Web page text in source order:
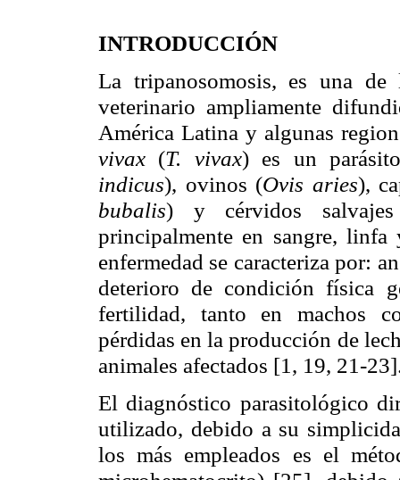
INTRODUCCIÓN
La tripanosomosis, es una de
veterinario ampliamente
América Latina y algunas
vivax (T. vivax) es un
indicus), ovinos (Ovis aries),
bubalis) y cérvidos
principalmente en sangre,
enfermedad se caracteriza por:
deterioro de condición física
fertilidad, tanto en machos
pérdidas en la producción de
animales afectados [1, 19, 21-
El diagnóstico parasitológico
utilizado, debido a su
los más empleados es el